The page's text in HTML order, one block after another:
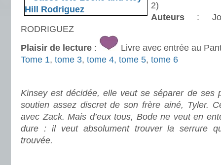
2)
Auteurs :
RODRIGUEZ
Plaisir de lecture :
Livre avec entrée au
Tome 1, tome 3, tome 4, tome 5, tome 6
Kinsey est décidée, elle veut se séparer de ses
soutien assez discret de son frère ainé, Tyler.
avec Zack. Mais d’eux tous, Bode ne veut en
dure : il veut absolument trouver la serrure
trouvée.